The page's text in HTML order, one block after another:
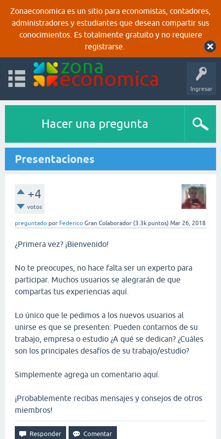
Zonaeconomica es un sitio para economistas, contadores,
administradores y estudiantes que desean compartir sus
conocimientos. Es totalmente gratuito y no requiere
registrarse.
Ingresar
Hacer una pregunta
Presentaciones
+4
votos
preguntado por Federico Gran Colaborador (3.3k puntos) Mar 26, 2018
¿Primera vez? ¡Bienvenido!
No te preocupes, no hace falta ser un experto para
participar. Muchos usuarios se alegrarán de que
compartas tus experiencias aquí.
Lo único que le pedimos a los nuevos usuarios al
unirse es que se presenten: Pueden contarnos de su
trabajo, empresa o estudio ¿A qué se dedican? ¿Cuáles
son los principales desafíos de su trabajo/estudio?
Simplemente agrega un comentario aquí.
¡Probablemente recibas mensajes y consejos de otros
miembros!